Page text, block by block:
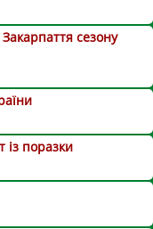
сезону
із поразки